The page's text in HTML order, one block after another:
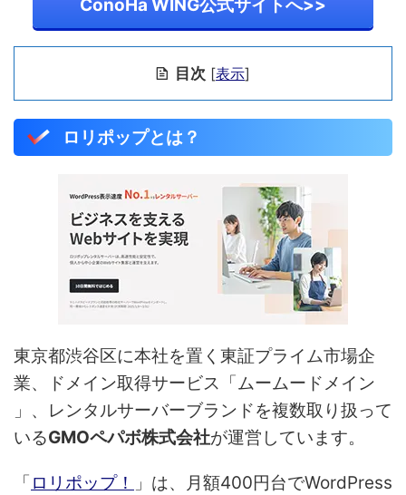
ConoHa WING公式サイトへ>>
目次 [表示]
ロリポップとは？
東京都渋谷区に本社を置く東証プライム市場企
業、ドメイン取得サービス「ムームードメイン
」、レンタルサーバーブランドを複数取り扱って
いるGMOペパボ株式会社が運営しています。
「 ロリポップ！
」は、月額400円台でWordPress